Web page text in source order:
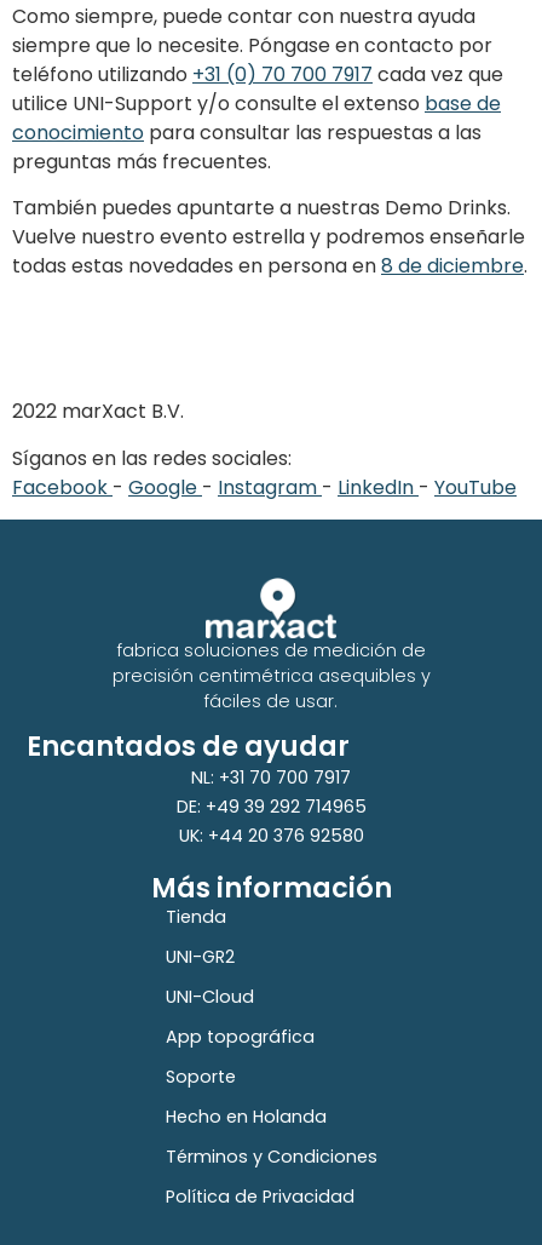
Como siempre, puede contar con nuestra ayuda
siempre que lo necesite. Póngase en contacto por
teléfono utilizando +31 (0) 70 700 7917 cada vez que
utilice UNI-Support y/o consulte el extenso base de
conocimiento para consultar las respuestas a las
preguntas más frecuentes.
También puedes apuntarte a nuestras Demo Drinks.
Vuelve nuestro evento estrella y podremos enseñarle
todas estas novedades en persona en8 de diciembre.
2022 marXact B.V.
Síganos en las redes sociales:
Facebook - Google - Instagram - LinkedIn - YouTube
fabrica soluciones de medición de
precisión centimétrica asequibles y
fáciles de usar.
Encantados de ayudar
NL: +31 70 700 7917
DE: +49 39 292 714965
UK: +44 20 376 92580
Más información
Tienda
UNI-GR2
UNI-Cloud
App topográfica
Soporte
Hecho en Holanda
Términos y Condiciones
Política de Privacidad